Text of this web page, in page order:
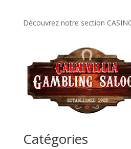
Découvrez notre section
Catégories